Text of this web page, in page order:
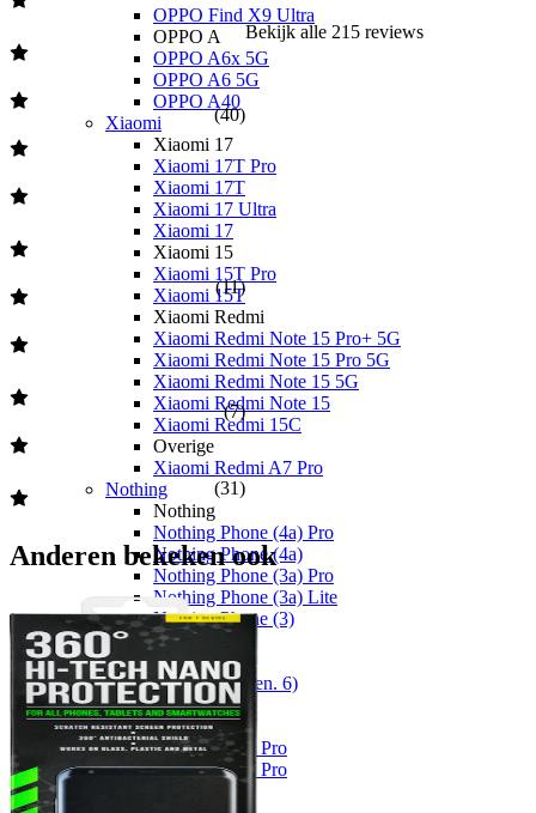
OPPO Find X9 Ultra
OPPO A
OPPO A6x 5G
OPPO A6 5G
OPPO A40
Xiaomi
Xiaomi 17
Xiaomi 17T Pro
Xiaomi 17T
Xiaomi 17 Ultra
Xiaomi 17
Xiaomi 15
Xiaomi 15T Pro
Xiaomi 15T
Xiaomi Redmi
Xiaomi Redmi Note 15 Pro+ 5G
Xiaomi Redmi Note 15 Pro 5G
Xiaomi Redmi Note 15 5G
Xiaomi Redmi Note 15
Xiaomi Redmi 15C
Overige
Xiaomi Redmi A7 Pro
Nothing
Nothing
Nothing Phone (4a) Pro
Nothing Phone (4a)
Nothing Phone (3a) Pro
Nothing Phone (3a) Lite
Nothing Phone (3)
Fairphone
Fairphone
Fairphone (Gen. 6)
Realme
Realme
Realme GT 8 Pro
Realme GT 7 Pro
(40)
(11)
(7)
(31)
Bekijk alle 215 reviews
Anderen bekeken ook